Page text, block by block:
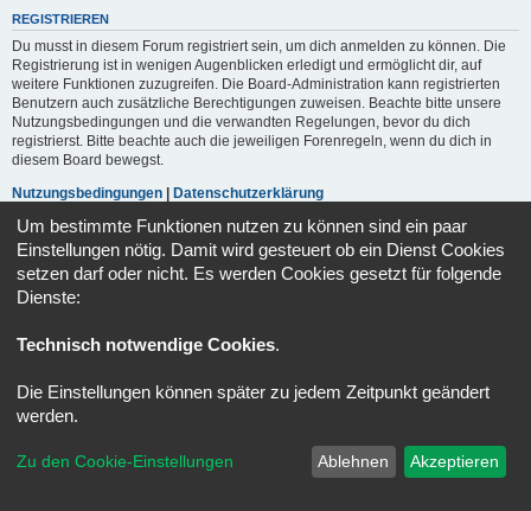
REGISTRIEREN
Du musst in diesem Forum registriert sein, um dich anmelden zu können. Die
Registrierung ist in wenigen Augenblicken erledigt und ermöglicht dir, auf
weitere Funktionen zuzugreifen. Die Board-Administration kann registrierten
Benutzern auch zusätzliche Berechtigungen zuweisen. Beachte bitte unsere
Nutzungsbedingungen und die verwandten Regelungen, bevor du dich
registrierst. Bitte beachte auch die jeweiligen Forenregeln, wenn du dich in
diesem Board bewegst.
Nutzungsbedingungen
Datenschutzerklärung
Registrieren
Powered byphpBB ® Forum Software © phpBB Limited
Datenschutz|Nutzungsbedingungen
Um bestimmte Funktionen nutzen zu können sind ein paar
Einstellungen nötig. Damit wird gesteuert ob ein Dienst Cookies
setzen darf oder nicht. Es werden Cookies gesetzt für folgende
Dienste:
Technisch notwendige Cookies.
Die Einstellungen können später zu jedem Zeitpunkt geändert
werden.
Zu den Cookie-Einstellungen Ablehnen Akzeptieren